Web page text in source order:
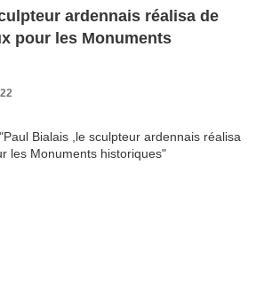
ardennais réalisa de
pour les Monuments